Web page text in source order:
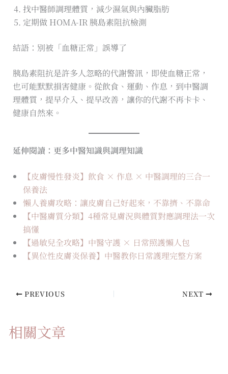
找中醫師調理體質，減少濕氣與內臟脂肪
定期做 HOMA-IR 胰島素阻抗檢測
結語：別被「血糖正常」誤導了
胰島素阻抗是許多人忽略的代謝警訊，即使血糖正常，
也可能默默損害健康。從飲食、運動、作息，到中醫調
理體質，提早介入、提早改善，讓你的代謝不再卡卡、
健康自然來。
延伸閱讀：更多中醫知識與調理知識
【皮膚慢性發炎】飲食 × 作息 × 中醫調理的三合一
保養法
懶人養膚攻略：讓皮膚自己好起來，不靠擠、不靠命
【中醫膚質分類】4種常見膚況與體質對應調理法一次
搞懂
【過敏兒全攻略】中醫守護 × 日常照護懶人包
【異位性皮膚炎保養】中醫教你日常護理完整方案
PREVIOUS NEXT
相關文章